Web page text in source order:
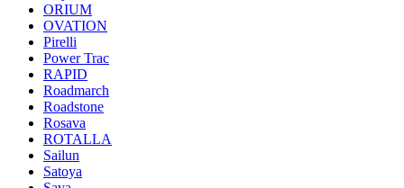
ORIUM
OVATION
Pirelli
Power Trac
RAPID
Roadmarch
Roadstone
Rosava
ROTALLA
Sailun
Satoya